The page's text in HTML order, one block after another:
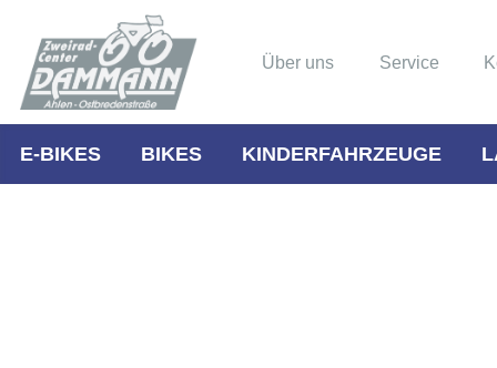
Über uns Service
E-BIKES BIKES KINDERFAHRZEUGE